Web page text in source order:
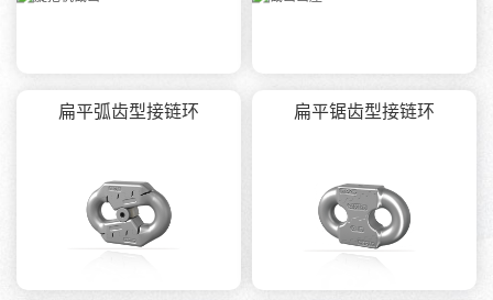
扁平弧齿型接链环 扁平锯齿型接链环